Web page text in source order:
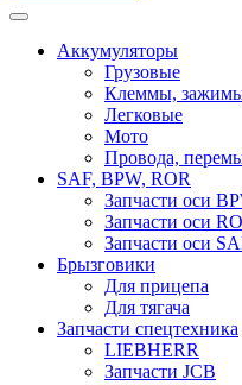
Аккумуляторы
Грузовые
Клеммы,
Легковые
Мото
Провода,
SAF, BPW, ROR
Запчасти оси
Запчасти оси
Запчасти оси
Брызговики
Для прицепа
Для тягача
Запчасти спецтехника
LIEBHERR
Запчасти JCB